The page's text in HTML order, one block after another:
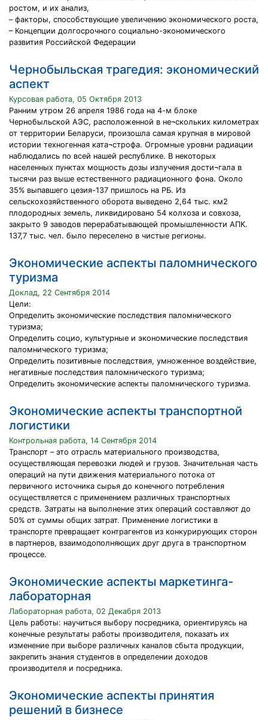
ростом, и их анализ,
– факторы, способствующие увеличению экономического роста,
– Концепции долгосрочного социально-экономического
развития Российской Федерации
Чернобыльская трагедия: экономический
аспект
Курсовая работа, 05 Октября 2013
Ранним утром 26 апреля 1986 года на 4-м блоке
Чернобыльской АЭС, расположенной в не¬скольких километрах
от территории Беларуси, произошла самая крупная в мировой
истории техногенная ката¬строфа. Огромные уровни радиации
наблюдались по всей нашей республике. В некоторых
населенных пунктах мощность дозы излучения дости¬гала в
тысячи раз выше естественного радиационного фона. Около
35% выпавшего цезия-137 пришлось на РБ. Из
сельскохозяйственного оборота выведено 2,64 тыс. км2
плодородных земель, ликвидировано 54 колхоза и совхоза,
закрыто 9 заводов перерабатывающей промышленности АПК.
137,7 тыс. чел. было переселено в чистые регионы.
Экономические аспекты паломнического
туризма
Доклад, 22 Сентября 2014
Цели:
Определить экономические последствия паломнического
туризма;
Определить социо, культурные и экономические последствия
паломнического туризма;
Определить позитивные последствия, умноженное воздействие,
негативные последствия паломнического туризма;
Определить экономические аспекты паломнического туризма.
Экономические аспекты транспортной
логистики
Контрольная работа, 14 Сентября 2014
Транспорт – это отрасль материального производства,
осуществляющая перевозки людей и грузов. Значительная часть
операций на пути движения материального потока от
первичного источника сырья до конечного потребления
осуществляется с применением различных транспортных
средств. Затраты на выполнение этих операций составляют до
50% от суммы общих затрат. Применение логистики в
транспорте превращает контрагентов из конкурирующих сторон
в партнеров, взаимодополняющих друг друга в транспортном
процессе.
Экономические аспекты маркетинга-
лабораторная
Лабораторная работа, 02 Декабря 2013
Цель работы: научиться выбору посредника, ориентируясь на
конечные результаты работы производителя, показать их
изменение при выборе различных каналов сбыта продукции,
закрепить знания студентов в определении доходов
производителя и посредника.
Экономические аспекты принятия
решений в бизнесе